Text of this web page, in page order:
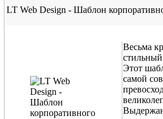
LT Web Design - Шаблон
Весьма
Этот
самой